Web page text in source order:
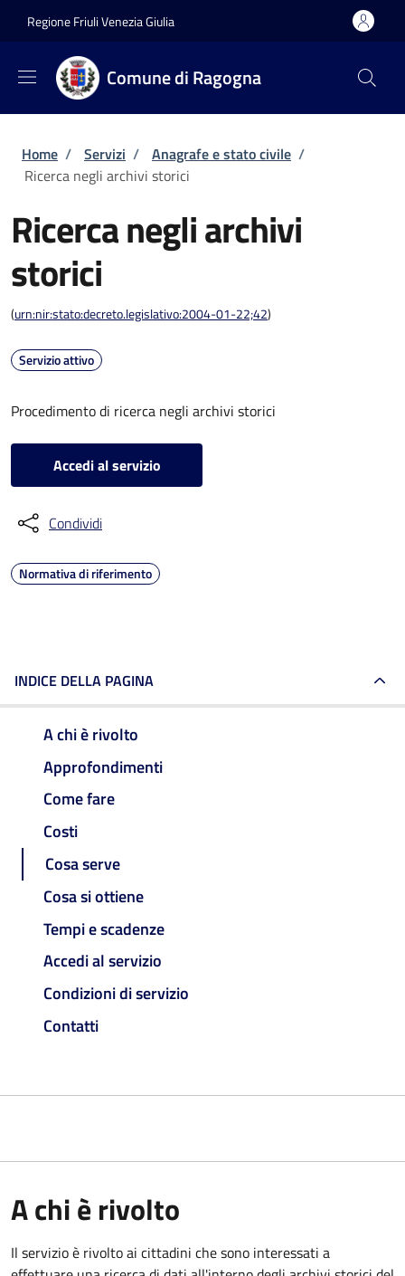
Regione Friuli Venezia Giulia
Comune di Ragogna
Briciole di pane
Home / Servizi / Anagrafe e stato civile /
Ricerca negli archivi storici
Ricerca negli archivi
storici
(urn:nir:stato:decreto.legislativo:2004-01-22;42)
Servizio attivo
Procedimento di ricerca negli archivi storici
Accedi al servizio
Condividi
Normativa di riferimento
INDICE DELLA PAGINA
A chi è rivolto
Approfondimenti
Come fare
Costi
Cosa serve
Cosa si ottiene
Tempi e scadenze
Accedi al servizio
Condizioni di servizio
Contatti
A chi è rivolto
Il servizio è rivolto ai cittadini che sono interessati a